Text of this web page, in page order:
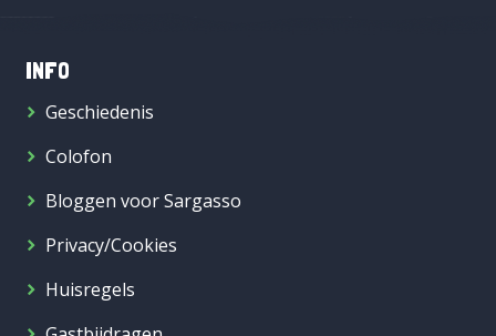
INFO
Geschiedenis
Colofon
Bloggen voor Sargasso
Privacy/Cookies
Huisregels